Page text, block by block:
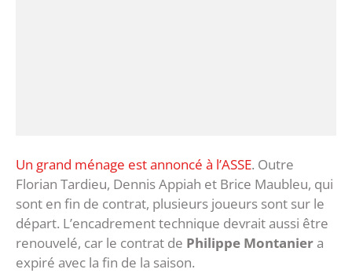
Un grand ménage est annoncé à l’ASSE. Outre
Florian Tardieu, Dennis Appiah et Brice Maubleu, qui
sont en fin de contrat, plusieurs joueurs sont sur le
départ. L’encadrement technique devrait aussi être
renouvelé, car le contrat de Philippe Montaniera
expiré avec la fin de la saison.